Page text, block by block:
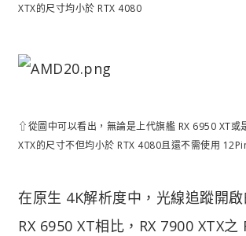
XTX的尺寸均小於 RTX 4080
⇧從圖中可以看出，無論是上代旗艦 RX 6950 XT或
XTX的尺寸不但均小於 RTX 4080且還不需使用
在原生 4K解析度中，光線追蹤開
RX 6950 XT相比，RX 7900 XTX之